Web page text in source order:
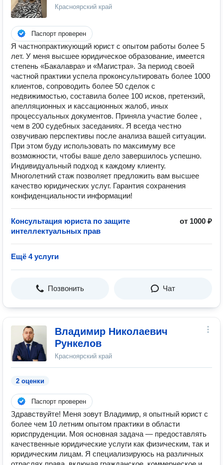
Красноярский край
Паспорт проверен
Я частнопрактикующий юрист с опытом работы более 5
лет. У меня высшее юридическое образование, имеется
степень «Бакалавра» и «Магистра». За период своей
частной практики успела проконсультировать более 1000
клиентов, сопроводить более 50 сделок с
недвижимостью, составила более 100 исков, претензий,
апелляционных и кассационных жалоб, иных
процессуальных документов. Приняла участие более ,
чем в 200 судебных заседаниях. Я всегда честно
озвучиваю перспективы после анализа вашей ситуации.
При этом буду использовать по максимуму все
возможности, чтобы ваше дело завершилось успешно.
Индивидуальный подход к каждому клиенту.
Многолетний стаж позволяет предложить вам высшее
качество юридических услуг. Гарантия сохранения
конфиденциальности информации!
Консультация юриста по защите
интеллектуальных прав
от 1000 ₽
Ещё 4 услуги
Позвонить Чат
Владимир Николаевич
Рункелов
Красноярский край
2 оценки
Паспорт проверен
Здравствуйте! Меня зовут Владимир, я опытный юрист с
более чем 10 летним опытом практики в области
юриспруденции. Моя основная задача — предоставлять
качественные юридические услуги как физическим, так и
юридическим лицам. Я специализируюсь на различных